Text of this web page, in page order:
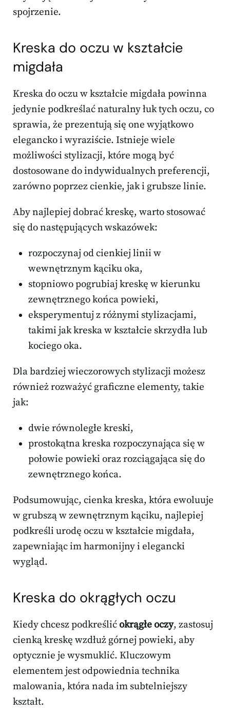
spojrzenie.
Kreska do oczu w kształcie
migdała
Kreska do oczu w kształcie migdała powinna
jedynie podkreślać naturalny łuk tych oczu, co
sprawia, że prezentują się one wyjątkowo
elegancko i wyraziście. Istnieje wiele
możliwości stylizacji, które mogą być
dostosowane do indywidualnych preferencji,
zarówno poprzez cienkie, jak i grubsze linie.
Aby najlepiej dobrać kreskę, warto stosować
się do następujących wskazówek:
rozpoczynaj od cienkiej linii w
wewnętrznym kąciku oka,
stopniowo pogrubiaj kreskę w kierunku
zewnętrznego końca powieki,
eksperymentuj z różnymi stylizacjami,
takimi jak kreska w kształcie skrzydła lub
kociego oka.
Dla bardziej wieczorowych stylizacji możesz
również rozważyć graficzne elementy, takie
jak:
dwie równoległe kreski,
prostokątna kreska rozpoczynająca się w
połowie powieki oraz rozciągająca się do
zewnętrznego końca.
Podsumowując, cienka kreska, która ewoluuje
w grubszą w zewnętrznym kąciku, najlepiej
podkreśli urodę oczu w kształcie migdała,
zapewniając im harmonijny i elegancki
wygląd.
Kreska do okrągłych oczu
Kiedy chcesz podkreślićokrągłe oczy, zastosuj
cienką kreskę wzdłuż górnej powieki, aby
optycznie je wysmuklić. Kluczowym
elementem jest odpowiednia technika
malowania, która nada im subtelniejszy
kształt.